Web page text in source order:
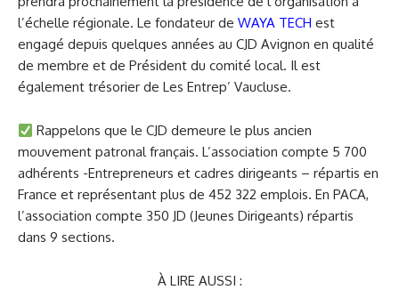
l’échelle régionale. Le fondateur de WAYA TECH est
engagé depuis quelques années au CJD Avignon en qualité
de membre et de Président du comité local. Il est
également trésorier de Les Entrep’ Vaucluse.
Rappelons que le CJD demeure le plus ancien
mouvement patronal français. L’association compte 5 700
adhérents -Entrepreneurs et cadres dirigeants – répartis en
France et représentant plus de 452 322 emplois. En PACA,
l’association compte 350 JD (Jeunes Dirigeants) répartis
dans 9 sections.
À LIRE AUSSI :